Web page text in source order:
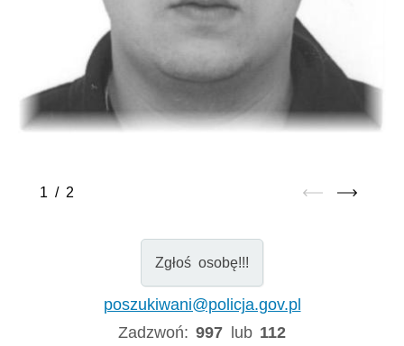
1 / 2
Zgłoś osobę!!!
poszukiwani@policja.gov.pl
Zadzwoń:997 lub 112